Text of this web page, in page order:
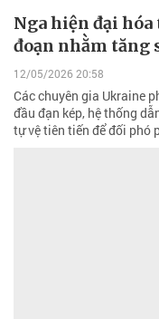
Nga hiện đại hóa
đoạn nhằm tăng
12/05/2026 20:58
Các chuyên gia Ukraine
đầu đạn kép, hệ thống
tự vệ tiên tiến để đối phó